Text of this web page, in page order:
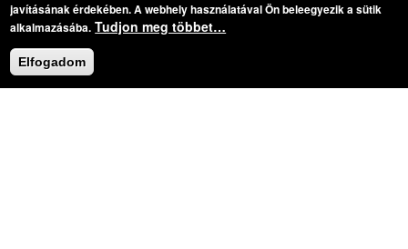
Legutóbbi felvételek
Koncert:2017. október - Mozart Requiem Pesterzsébeten
Previous
javításának érdekében. A webhely használatával Ön beleegyezik a sütik
alkalmazásába. Tudjon meg többet…
Elfogadom